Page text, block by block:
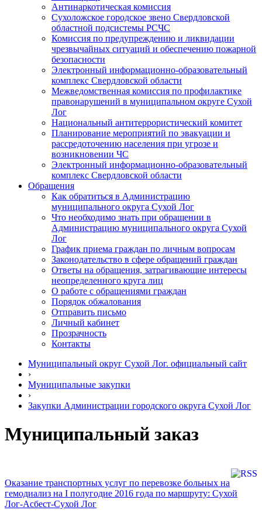
Антинаркотическая комиссия
Сухоложское городское звено Свердловской
областной подсистемы РСЧС
Комиссия по предупреждению и ликвидации
чрезвычайных ситуаций и обеспечению пожарной
безопасности
Электронный информационно-образовательный
комплекс Cвердловской области
Межведомственная комиссия по профилактике
правонарушений в муниципальном округе Сухой
Лог
Национальный антитеррористический комитет
Планирование мероприятий по эвакуации и
рассредоточению населения при угрозе и
возникновении ЧС
Электронный информационно-образовательный
комплекс Свердловской области
Обращения
Как обратиться в Администрацию
муниципального округа Сухой Лог
Что необходимо знать при обращении в
Администрацию муниципального округа Сухой
Лог
График приема граждан по личным вопросам
Законодательство в сфере обращений граждан
Ответы на обращения, затрагивающие интересы
неопределенного круга лиц
О работе с обращениями граждан
Порядок обжалования
Отправить письмо
Личный кабинет
Прозрачность
Контакты
Муниципальный округ Сухой Лог. официальный сайт
›
Муниципальные закупки
›
Закупки Администрации городского округа Сухой Лог
Муниципальный заказ
Оказание транспортных услуг по перевозке больных на
гемодиализ на I полугодие 2016 года по маршруту: Сухой
Лог-Асбест-Сухой Лог